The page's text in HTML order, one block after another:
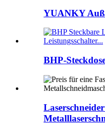
YUANKY
BHP-